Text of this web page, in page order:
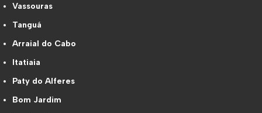
Vassouras
Tanguá
Arraial do Cabo
Itatiaia
Paty do Alferes
Bom Jardim